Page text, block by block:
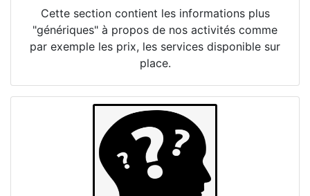
Cette section contient les informations plus
"génériques" à propos de nos activités comme
par exemple les prix, les services disponible sur
place.